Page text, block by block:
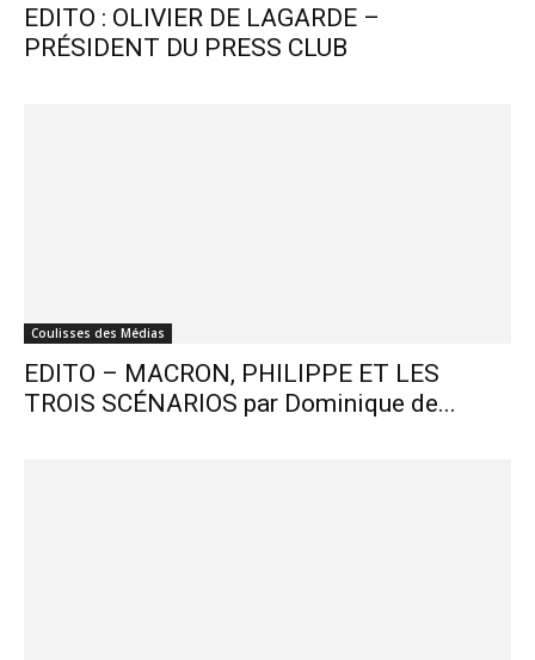
EDITO : OLIVIER DE LAGARDE –
PRÉSIDENT DU PRESS CLUB
Coulisses des Médias
EDITO – MACRON, PHILIPPE ET LES
TROIS SCÉNARIOS par Dominique de...